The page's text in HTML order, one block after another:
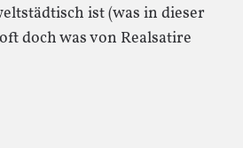
ist (was in dieser
doch was von Realsatire